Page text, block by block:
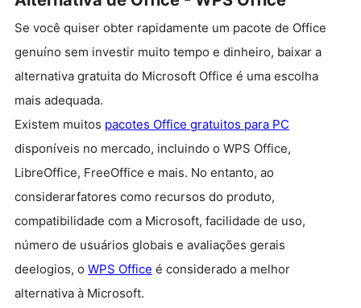
Se você quiser obter rapidamente um pacote de Office
genuíno sem investir muito tempo e dinheiro, baixar a
alternativa gratuita do Microsoft Office é uma escolha
mais adequada.
Existem muitos pacotes Office gratuitos para PC
disponíveis no mercado, incluindo o WPS Office,
LibreOffice, FreeOffice e mais. No entanto, ao
considerarfatores como recursos do produto,
compatibilidade com a Microsoft, facilidade de uso,
número de usuários globais e avaliações gerais
deelogios, o WPS Office é considerado a melhor
alternativa à Microsoft.